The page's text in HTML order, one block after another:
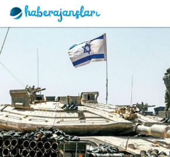
açıklanacak, açıklandı mı? MEB
bursluluk sınavı (İOKBS) sonuç